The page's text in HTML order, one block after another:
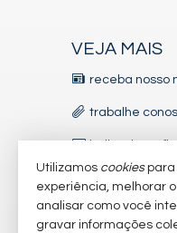
VEJA MAIS
receba nosso
trabalhe
indicadores
imóveis
mapa de
Utilizamos cookiespara
experiência, melhorar
analisar como você
gravar informações